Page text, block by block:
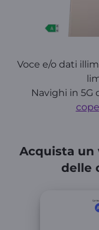
Voce e/o dati
Navighi in 5G
Acquista un
delle